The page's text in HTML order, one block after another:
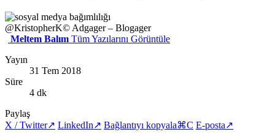
@KristopherK© Adgager – Blogager
Meltem Balım Tüm Yazılarını Görüntüle
Yayın
31 Tem 2018
Süre
4 dk
Paylaş
X / Twitter↗ LinkedIn↗ Bağlantıyı kopyala⌘C E-posta↗